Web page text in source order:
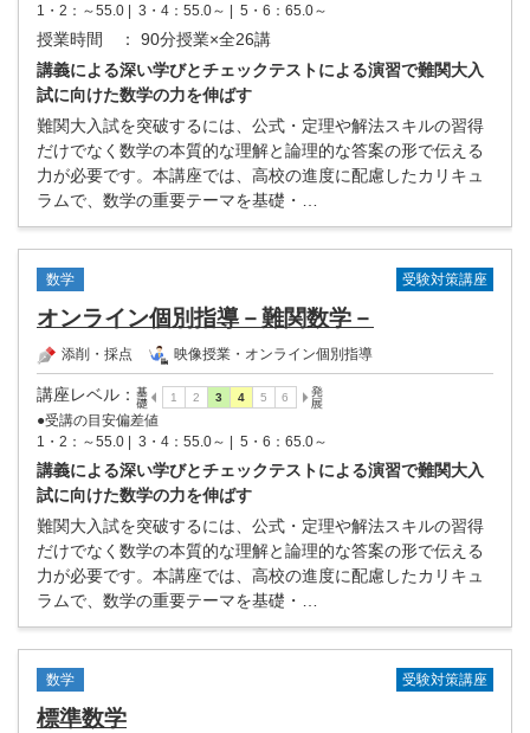
1・2：～55.0 |
3・4：55.0～ | 5・6：65.0～
授業時間
： 90分授業×全26講
講義による深い学びとチェックテストによる演習で難関大入
試に向けた数学の力を伸ばす
難関大入試を突破するには、公式・定理や解法スキルの習得
だけでなく数学の本質的な理解と論理的な答案の形で伝える
力が必要です。本講座では、高校の進度に配慮したカリキュ
ラムで、数学の重要テーマを基礎・…
数学 受験対策講座
オンライン個別指導－難関数学－
添削・採点 映像授業・オンライン個別指導
講座レベル ：
●受講の目安偏差値
1・2：～55.0 |
3・4：55.0～ | 5・6：65.0～
講義による深い学びとチェックテストによる演習で難関大入
試に向けた数学の力を伸ばす
難関大入試を突破するには、公式・定理や解法スキルの習得
だけでなく数学の本質的な理解と論理的な答案の形で伝える
力が必要です。本講座では、高校の進度に配慮したカリキュ
ラムで、数学の重要テーマを基礎・…
数学 受験対策講座
標準数学